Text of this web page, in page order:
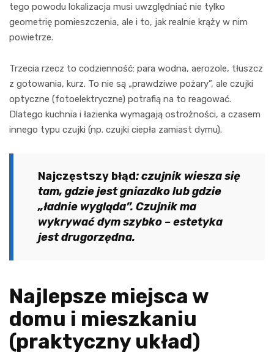
tego powodu lokalizacja musi uwzględniać nie tylko
geometrię pomieszczenia, ale i to, jak realnie krąży w nim
powietrze.
Trzecia rzecz to codzienność: para wodna, aerozole, tłuszcz
z gotowania, kurz. To nie są „prawdziwe pożary”, ale czujki
optyczne (fotoelektryczne) potrafią na to reagować.
Dlatego kuchnia i łazienka wymagają ostrożności, a czasem
innego typu czujki (np. czujki ciepła zamiast dymu).
Najczęstszy błąd: czujnik wiesza się
tam, gdzie jest gniazdko lub gdzie
„ładnie wygląda”. Czujnik ma
wykrywać dym szybko – estetyka
jest drugorzędna.
Najlepsze miejsca w
domu i mieszkaniu
(praktyczny układ)